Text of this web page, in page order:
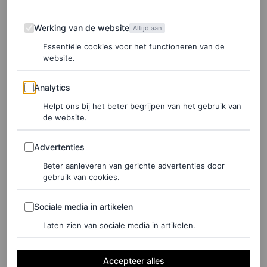
serie ‘And Just Like That’
worden geveild
Zo kies je de perfecte
zonnebril bij jouw
MARTINE FINDHAMMER EN PERNILLE
De gebreide broek maakt je
off-duty look compleet
Werking van de website
Werking van de website Altijd aan
Essentiële cookies voor het functioneren van de
website.
Analytics
Analytics
Helpt ons bij het beter begrijpen van het gebruik van
de website.
Advertenties
Advertenties
Beter aanleveren van gerichte advertenties door
gebruik van cookies.
Sociale media in artikelen
Sociale media in artikelen
Laten zien van sociale media in artikelen.
Accepteer alles